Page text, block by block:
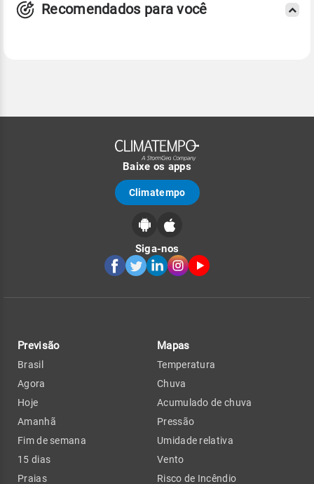
Recomendados para você
Baixe os apps
Climatempo
Siga-nos
Previsão
Brasil
Agora
Hoje
Amanhã
Fim de semana
15 dias
Praias
Mapas
Temperatura
Chuva
Acumulado de chuva
Pressão
Umidade relativa
Vento
Risco de Incêndio